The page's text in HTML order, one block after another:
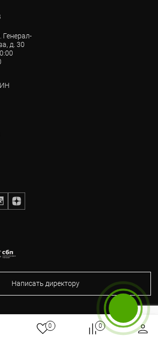
Генерал-
д. 30
Написать директору
0
0
Бесплатный звонок